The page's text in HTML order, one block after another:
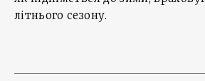
літнього сезону.